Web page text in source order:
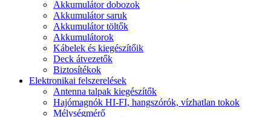
Akkumulátor dobozok
Akkumulátor saruk
Akkumulátor töltők
Akkumulátorok
Kábelek és kiegészítőik
Deck átvezetők
Biztosítékok
Elektronikai felszerelések
Antenna talpak kiegészítők
Hajómagnók HI-FI, hangszórók, vízhatlan tokok
Mélységmérő